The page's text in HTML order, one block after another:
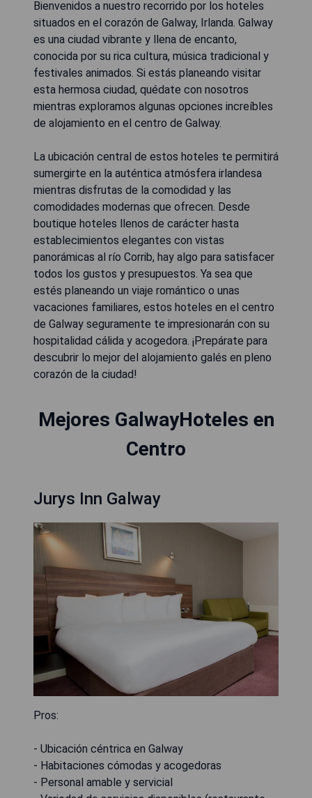
Bienvenidos a nuestro recorrido por los hoteles
situados en el corazón de Galway, Irlanda. Galway
es una ciudad vibrante y llena de encanto,
conocida por su rica cultura, música tradicional y
festivales animados. Si estás planeando visitar
esta hermosa ciudad, quédate con nosotros
mientras exploramos algunas opciones increíbles
de alojamiento en el centro de Galway.
La ubicación central de estos hoteles te permitirá
sumergirte en la auténtica atmósfera irlandesa
mientras disfrutas de la comodidad y las
comodidades modernas que ofrecen. Desde
boutique hoteles llenos de carácter hasta
establecimientos elegantes con vistas
panorámicas al río Corrib, hay algo para satisfacer
todos los gustos y presupuestos. Ya sea que
estés planeando un viaje romántico o unas
vacaciones familiares, estos hoteles en el centro
de Galway seguramente te impresionarán con su
hospitalidad cálida y acogedora. ¡Prepárate para
descubrir lo mejor del alojamiento galés en pleno
corazón de la ciudad!
Mejores GalwayHoteles en
Centro
Jurys Inn Galway
Pros:
- Ubicación céntrica en Galway
- Habitaciones cómodas y acogedoras
- Personal amable y servicial